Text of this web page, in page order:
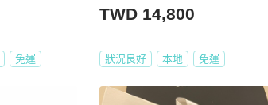
免運
TWD 14,800
狀況良好 本地 免運